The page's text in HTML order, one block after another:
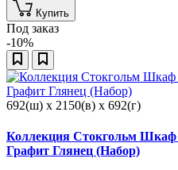
Купить
Под заказ
-10%
692(ш) x 2150(в) x 692(г)
Коллекция Стокгольм Шкаф
Графит Глянец (Набор)